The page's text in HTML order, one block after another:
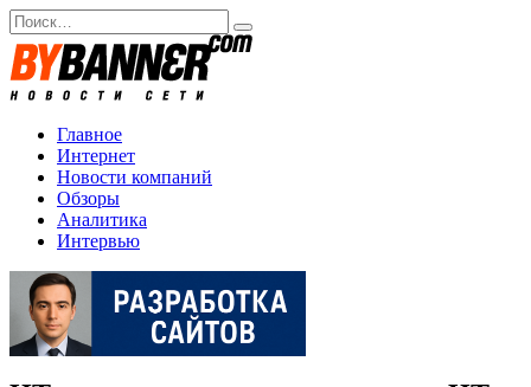
Перейти
к
содержанию
Search
for:
Главное
Интернет
Новости компаний
Обзоры
Аналитика
Интервью